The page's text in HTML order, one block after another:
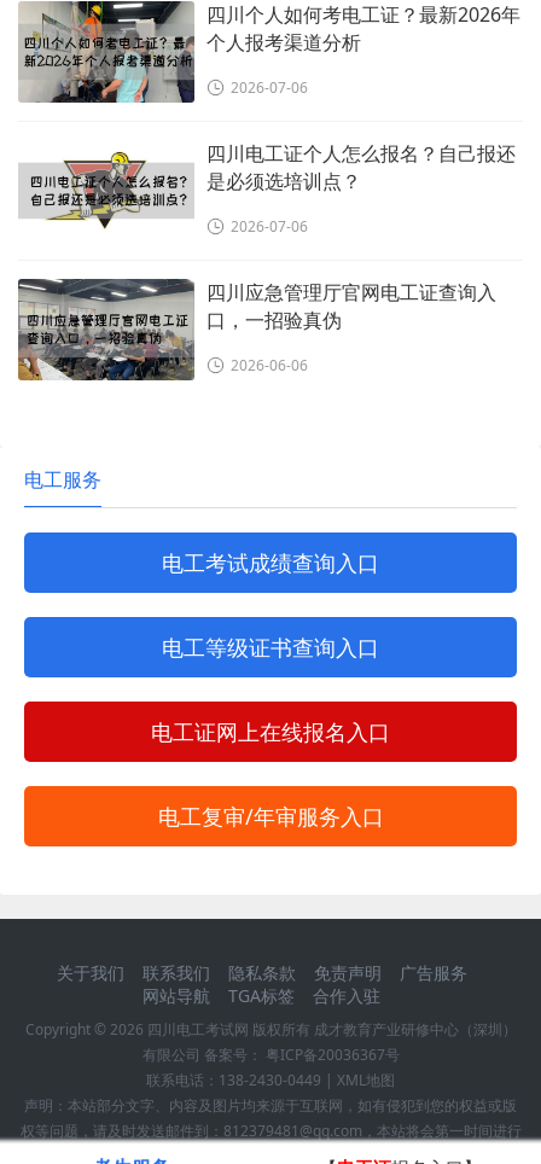
四川个人如何考电工证？最新2026年
个人报考渠道分析
2026-07-06
四川电工证个人怎么报名？自己报还
是必须选培训点？
2026-07-06
四川应急管理厅官网电工证查询入
口，一招验真伪
2026-06-06
电工服务
电工考试成绩查询入口
电工等级证书查询入口
电工证网上在线报名入口
电工复审/年审服务入口
关于我们 联系我们 隐私条款 免责声明
广告服务
网站导航
TGA标签 合作入驻
Copyright © 2026 四川电工考试网 版权所有 成才教育产业研修中心（深圳）
有限公司 备案号： 粤ICP备20036367号
联系电话： 138-2430-0449 | XML地图
声明：本站部分文字、内容及图片均来源于互联网，如有侵犯到您的权益或版
权等问题，请及时发送邮件到：812379481@qq.com，本站将会第一时间进行
确认并作删除处理！